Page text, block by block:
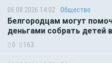
06.08.2026 14:02 Общество
Белгородцам могут
деньгами собрать детей
0 163